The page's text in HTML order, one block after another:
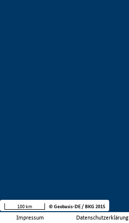
Impressum Datenschutzerklärung
100 km © Geobasis-DE / BKG 2015